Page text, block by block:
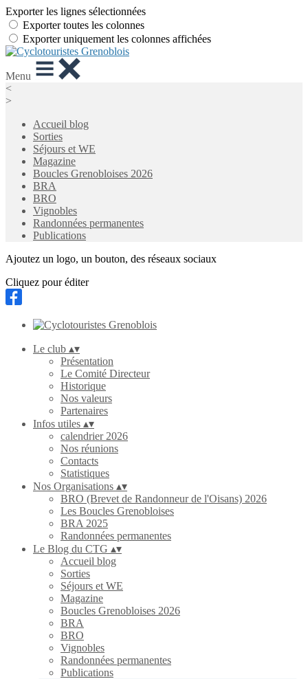
Exporter les lignes sélectionnées
Exporter toutes les colonnes
Exporter uniquement les colonnes affichées
Menu
<
>
Accueil blog
Sorties
Séjours et WE
Magazine
Boucles Grenobloises 2026
BRA
BRO
Vignobles
Randonnées permanentes
Publications
Ajoutez un logo, un bouton, des réseaux sociaux
Cliquez pour éditer
Le club ▴▾
Présentation
Le Comité Directeur
Historique
Nos valeurs
Partenaires
Infos utiles ▴▾
calendrier 2026
Nos réunions
Contacts
Statistiques
Nos Organisations ▴▾
BRO (Brevet de Randonneur de l'Oisans) 2026
Les Boucles Grenobloises
BRA 2025
Randonnées permanentes
Le Blog du CTG ▴▾
Accueil blog
Sorties
Séjours et WE
Magazine
Boucles Grenobloises 2026
BRA
BRO
Vignobles
Randonnées permanentes
Publications